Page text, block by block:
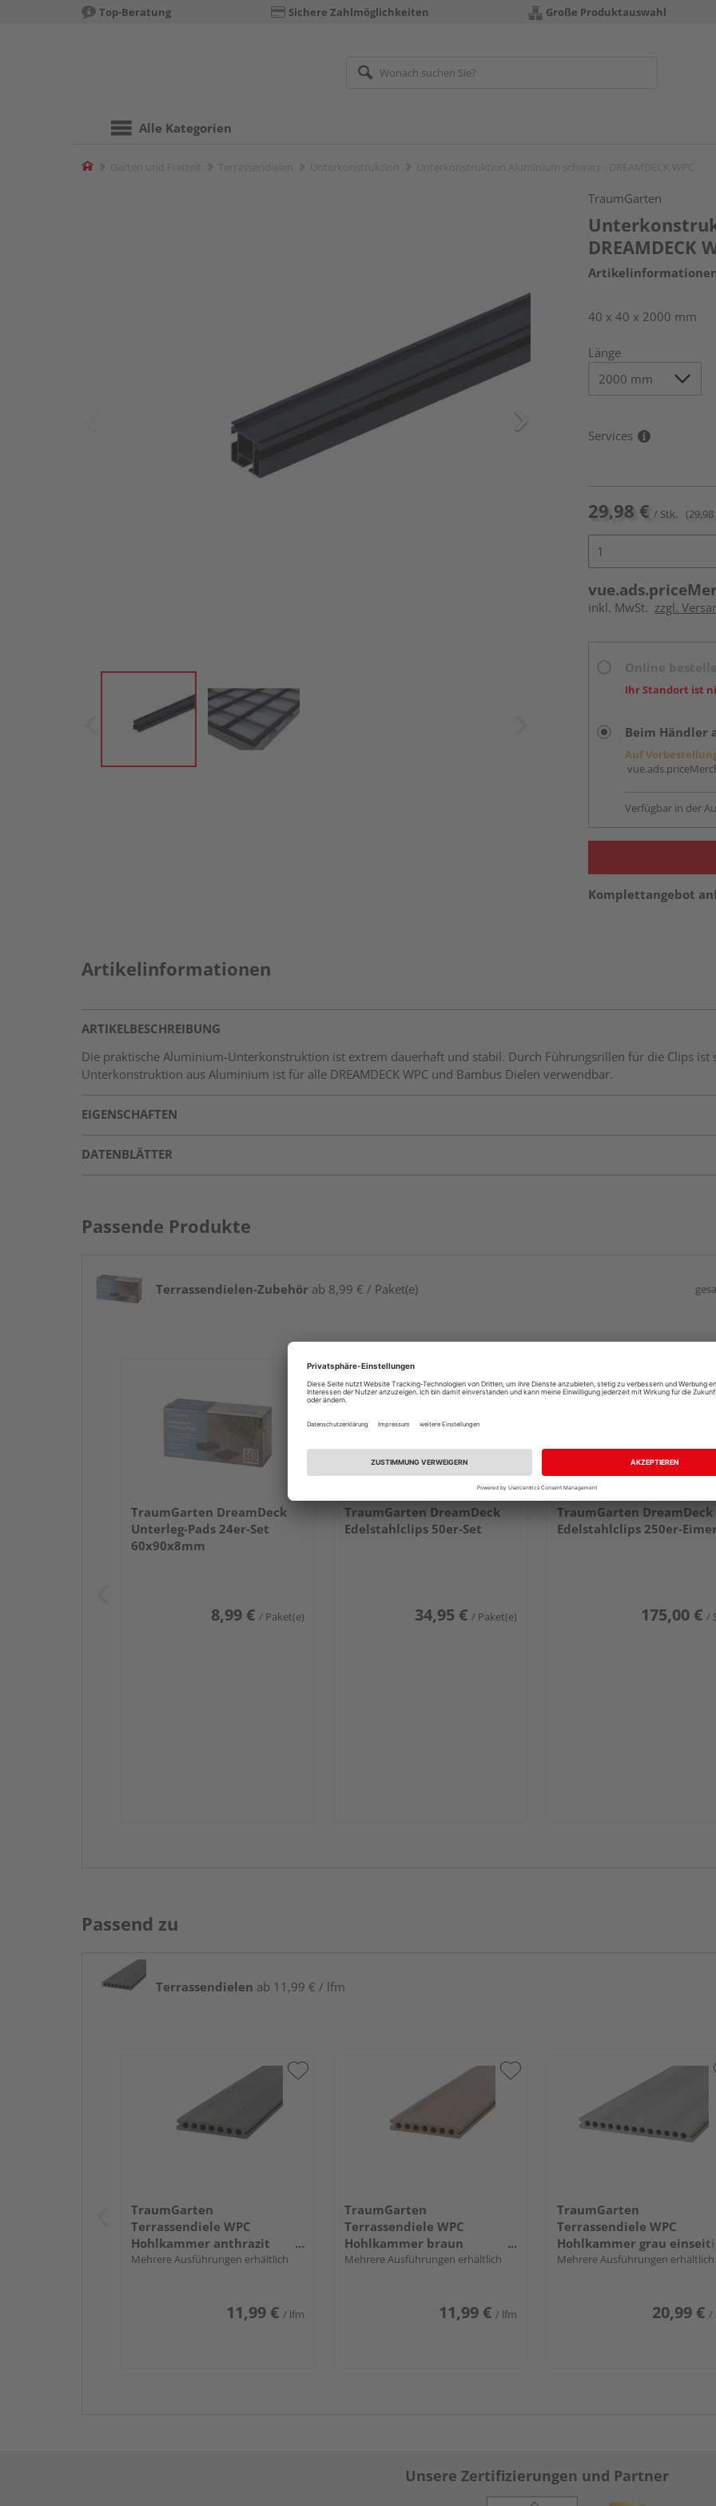
Top-Beratung Sichere Zahlmöglichkeiten Große Produktauswahl
Alle Kategorien
Home
TraumGarten
DREAMDECK
40 x 40 x 2000 mm
Länge
Services
29,98 € / Stk.
inkl. MwSt. zzgl.
Ihr Standort ist
Beim Händler
Auf
Verfügbar in der
Komplettangebot
Artikelinformationen
ARTIKELBESCHREIBUNG
Die praktische Aluminium-Unterkonstruktion ist extrem dauerhaft und stabil. Durch Führungsrillen für die Clips ist
Unterkonstruktion aus Aluminium ist für alle DREAMDECK WPC und Bambus Dielen verwendbar.
EIGENSCHAFTEN
DATENBLÄTTER
Passende Produkte
Terrassendielen-Zubehör ab 8,99 € / Paket(e)
TraumGarten DreamDeck
Unterleg-Pads 24er-Set
60x90x8mm
8,99 € / Paket(e)
TraumGarten DreamDeck
Edelstahlclips 50er-Set
34,95 € / Paket(e)
TraumGarten DreamDeck
Edelstahlclips 250er-
175,00 € /
Passend zu
Terrassendielen ab 11,99 € / lfm
TraumGarten
Terrassendiele WPC
Hohlkammer anthrazit
einseitig Holzstruktur,
DREAMDECK WPC PLUS - 23 x
Mehrere Ausführungen erhältlich
11,99 € / lfm
TraumGarten
Terrassendiele WPC
Hohlkammer braun
einseitig Holzstruktur,
DREAMDECK WPC PLUS - 23 x
Mehrere Ausführungen erhältlich
11,99 € / lfm
TraumGarten
Terrassendiele WPC
Hohlkammer grau einseitig
Holzstruktur, einseitig
Mehrere Ausführungen erhältlich
20,99 € /
Unsere Zertifizierungen und Partner